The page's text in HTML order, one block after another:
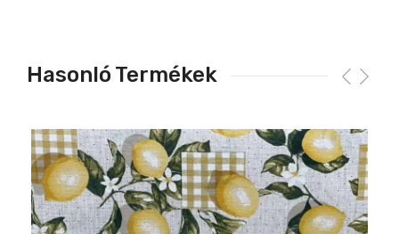
Hasonló Termékek